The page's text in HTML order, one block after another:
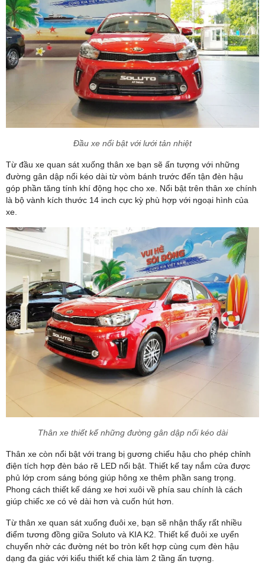
Đầu xe nổi bật với lưới tản nhiệt
Từ đầu xe quan sát xuống thân xe bạn sẽ ấn tượng với những
đường gân dập nổi kéo dài từ vòm bánh trước đến tận đèn hậu
góp phần tăng tính khí động học cho xe. Nổi bật trên thân xe chính
là bộ vành kích thước 14 inch cực kỳ phù hợp với ngoại hình của
xe.
Thân xe thiết kế những đường gân dập nổi kéo dài
Thân xe còn nổi bật với trang bị gương chiếu hậu cho phép chỉnh
điện tích hợp đèn báo rẽ LED nổi bật. Thiết kế tay nắm cửa được
phủ lớp crom sáng bóng giúp hông xe thêm phần sang trọng.
Phong cách thiết kế dáng xe hơi xuôi về phía sau chính là cách
giúp chiếc xe có vẻ dài hơn và cuốn hút hơn.
Từ thân xe quan sát xuống đuôi xe, bạn sẽ nhận thấy rất nhiều
điểm tương đồng giữa Soluto và KIA K2. Thiết kế đuôi xe uyển
chuyển nhờ các đường nét bo tròn kết hợp cùng cụm đèn hậu
dạng đa giác với kiểu thiết kế chia làm 2 tầng ấn tượng.